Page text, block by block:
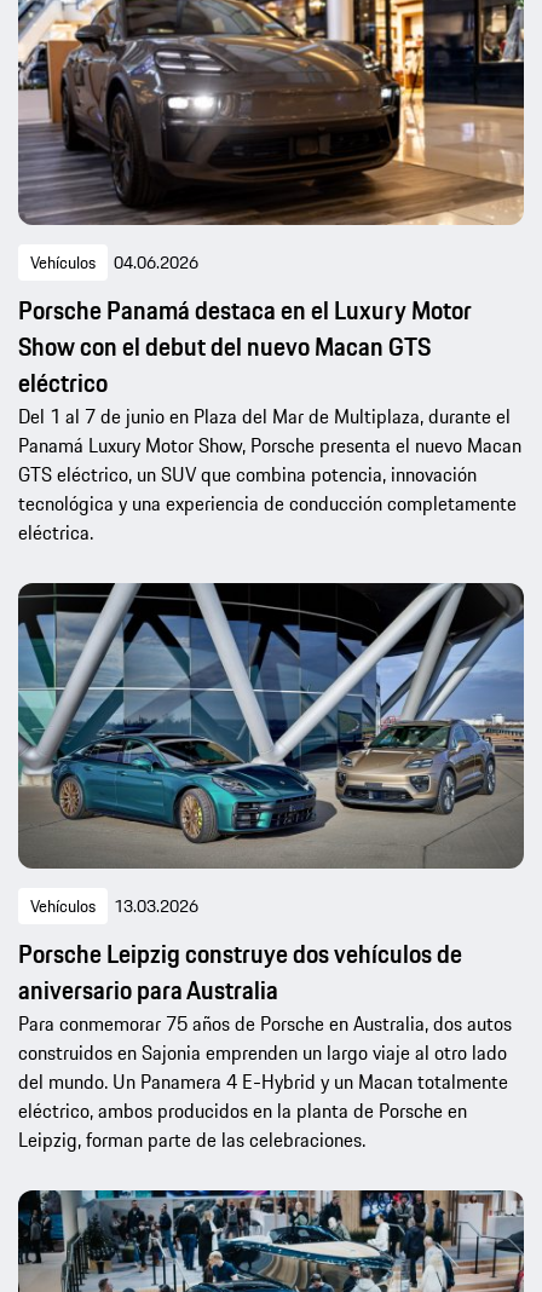
Vehículos 04.06.2026
Porsche Panamá destaca en el Luxury Motor
Show con el debut del nuevo Macan GTS
eléctrico
Del 1 al 7 de junio en Plaza del Mar de Multiplaza, durante el
Panamá Luxury Motor Show, Porsche presenta el nuevo Macan
GTS eléctrico, un SUV que combina potencia, innovación
tecnológica y una experiencia de conducción completamente
eléctrica.
Vehículos 13.03.2026
Porsche Leipzig construye dos vehículos de
aniversario para Australia
Para conmemorar 75 años de Porsche en Australia, dos autos
construidos en Sajonia emprenden un largo viaje al otro lado
del mundo. Un Panamera 4 E-Hybrid y un Macan totalmente
eléctrico, ambos producidos en la planta de Porsche en
Leipzig, forman parte de las celebraciones.